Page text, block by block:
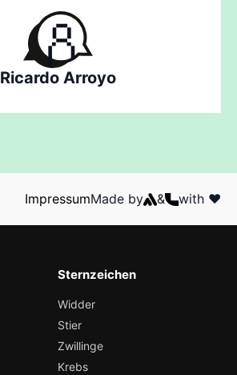
Ricardo Arroyo
ImpressumMade by & with ❤️
Sternzeichen
Widder
Stier
Zwillinge
Krebs